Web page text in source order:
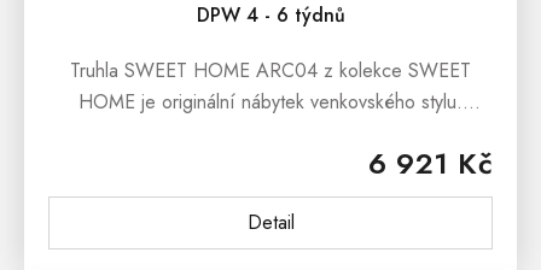
DPW 4 - 6 týdnů
6 921 Kč
Detail
Truhla SWEET HOME ARC04 z kolekce SWEET
HOME je originální nábytek venkovského stylu.
vodou ředitelnou barvou. Hnědé...